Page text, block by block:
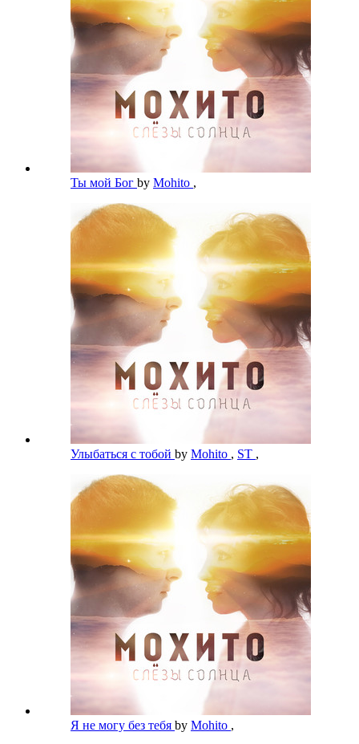
Ты мой Бог by Mohito ,
Улыбаться с тобой by Mohito , ST ,
Я не могу без тебя by Mohito ,